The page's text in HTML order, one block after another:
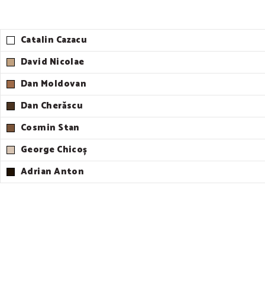
Catalin Cazacu
David Nicolae
Dan Moldovan
Dan Cherăscu
Cosmin Stan
George Chicoș
Adrian Anton